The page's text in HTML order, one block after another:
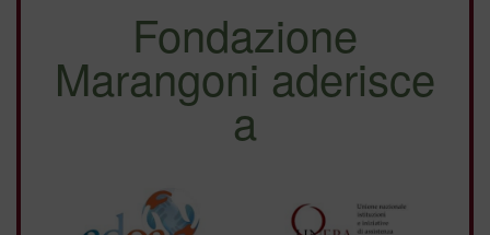
Fondazione
Marangoni aderisce
a